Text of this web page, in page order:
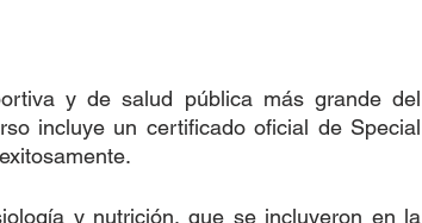
y de salud pública más grande del
incluye un certificado oficial de Special
y nutrición, que se incluyeron en la